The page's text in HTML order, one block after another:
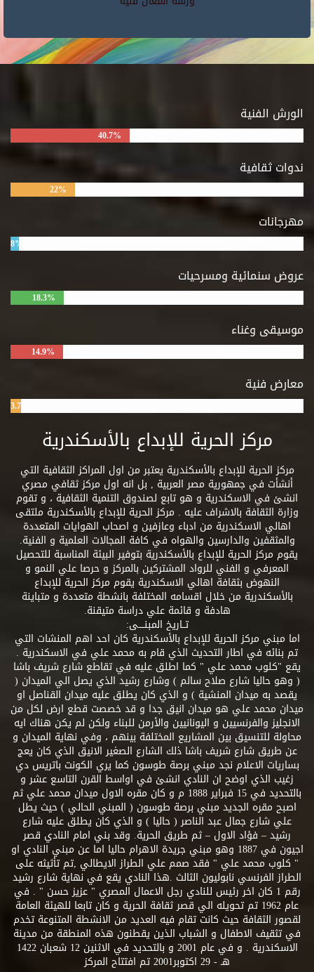
الورش الفنية
40.7%
ندوات ثقافية
22%
مهرجانات
8%
عروض سنمائية ومسرحيات
18.3%
موسيقى وغناء
14.9%
معارض فنية
3.7%
مركز الحرية للإبداع بالأسكندرية
مركز الحرية للإبداع بالأسكندرية يعتبر من اول المراكز الثقافية التي
أنشأت في جمهورية مصر العربية , بل انه اول مركز ثقافي مصري
انشئ في الاسكندرية و هو تابع لصندوق التنمية الثقافية ، و تقوم
وزارة الثقافة بالاشراف عليه . مركز الحرية للإبداع بالأسكندرية ملتقى
اهالي الاسكندرية من ادباء وعازفين و اصحاب الهوايات المتعددة
والمثقفين والدارسين والهواه في كافة المجالات العلمية و الفنية.
يقوم مركز الحرية للإبداع بالأسكندرية بتوفير البيئة المناسبة للتحصيل
المعرفي و الفني للرواد المشتركين بالمركز و حرصا علي النمو و
النهوض بثقافة اهالي الاسكندرية يقوم مركز الحرية للإبداع
بالأسكندرية من خلال اقسامه المختلفة بانشطة متعددة و متباينة
هادفة و قائمة علي دراسة متيقنة.
تــاريخ المبنــــى:
اما مبني مركز الحرية للإبداع بالأسكندرية كان احد اهم المنشات التي
تم بنائه في اطار التحديث الذي قام به محمد علي في الاسكندرية .
يقع "كلوب محمد علي " كما اطلق عليه في تقاطع شارع شريف باشا
( وهو حاليا شارع صلاح سالم ) وشارع رشيد الذي يصل الي الميدان (
يقصد به ميدان المنشية ) و الذي كان يطلق عليه ميدان القناصل او
ميدان محمد علي هو ميدان انيق جدا و قد خصصت قطع ارض لكل من
الانجليز والفرنسيين و اليونانيين والأرمن للبناء ولكن لم يكن هناك ايه
محاولة للتنسيق بين المشاريع المختلفة بينهم ، وفي نهاية الميدان و
عن طريق شارع شريف باشا ذلك الشارع الصغير الانيق الذي كان يعج
بساريات الاعلام نجد مبني برصة طوسون كما يري الكونت باتريس دي
زغيب الذي اوضح ان النادي انشئ في اواسط القرن التاسع عشر و
بالتحديد في 15 فبراير 1888 م و كان مقره الاول ميدان محمد علي ثم
اصبح مقره الجديد مبني برصة طوسون ( المبني الحالي ) حيث يطل
علي شارع جمال عبد الناصر ( حاليا ) و الذي كان يطلق عليه شارع
رشيد – فؤاد الاول – ثم طريق الحرية. وقد بني امام النادي قصر
اجيون في 1887 وهو مبني جريدة الاهرام حاليا اما عن مبني النادي او
" كلوب محمد علي " فقد صمم علي الطراز الايطالي ,تم تأثيثه على
الطراز الفرنسي نابوليون الثالث .هذا النادي يقع في نهاية شارع رشيد
رقم 1 كان اخر رئيس للنادي رجل الاعمال المصري " عزيز حسن " . في
عام 1962 تم تحويله الي قصر ثقافة الحرية و كان تابعا للهيئة العامة
لقصور الثقافة حيث كانت تقام فيه العديد من الانشطة المتنوعة تخدم
في تثقيف الاطفال و الشباب الذين يقطنون هذه المنطقة من مدينة
الاسكندرية . و في عام 2001 و بالتحديد في الاثنين 12 شعبان 1422
هـ - 29 اكتوبر2001 تم افتتاح المركز